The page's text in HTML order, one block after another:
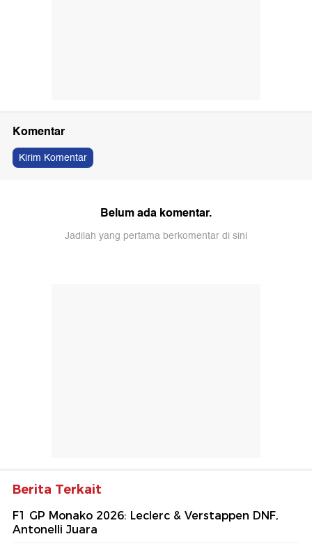
Komentar
Kirim Komentar
Belum ada komentar.
Jadilah yang pertama berkomentar di sini
Berita Terkait
F1 GP Monako 2026: Leclerc & Verstappen DNF,
Antonelli Juara